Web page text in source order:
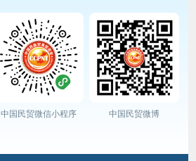
中国民贸微信小程序 中国民贸微博